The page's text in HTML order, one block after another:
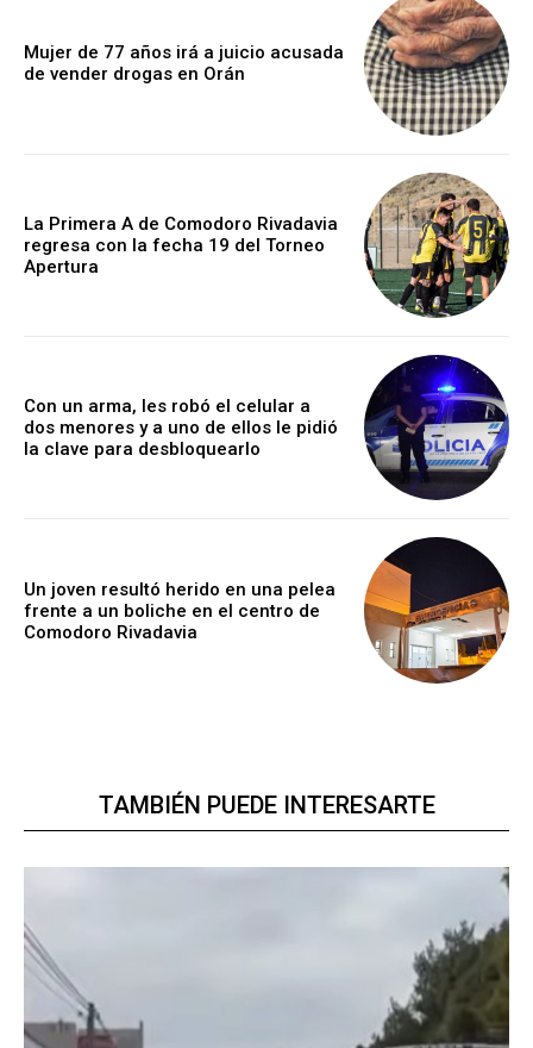
Mujer de 77 años irá a juicio acusada
de vender drogas en Orán
La Primera A de Comodoro Rivadavia
regresa con la fecha 19 del Torneo
Apertura
Con un arma, les robó el celular a
dos menores y a uno de ellos le pidió
la clave para desbloquearlo
Un joven resultó herido en una pelea
frente a un boliche en el centro de
Comodoro Rivadavia
TAMBIÉN PUEDE INTERESARTE